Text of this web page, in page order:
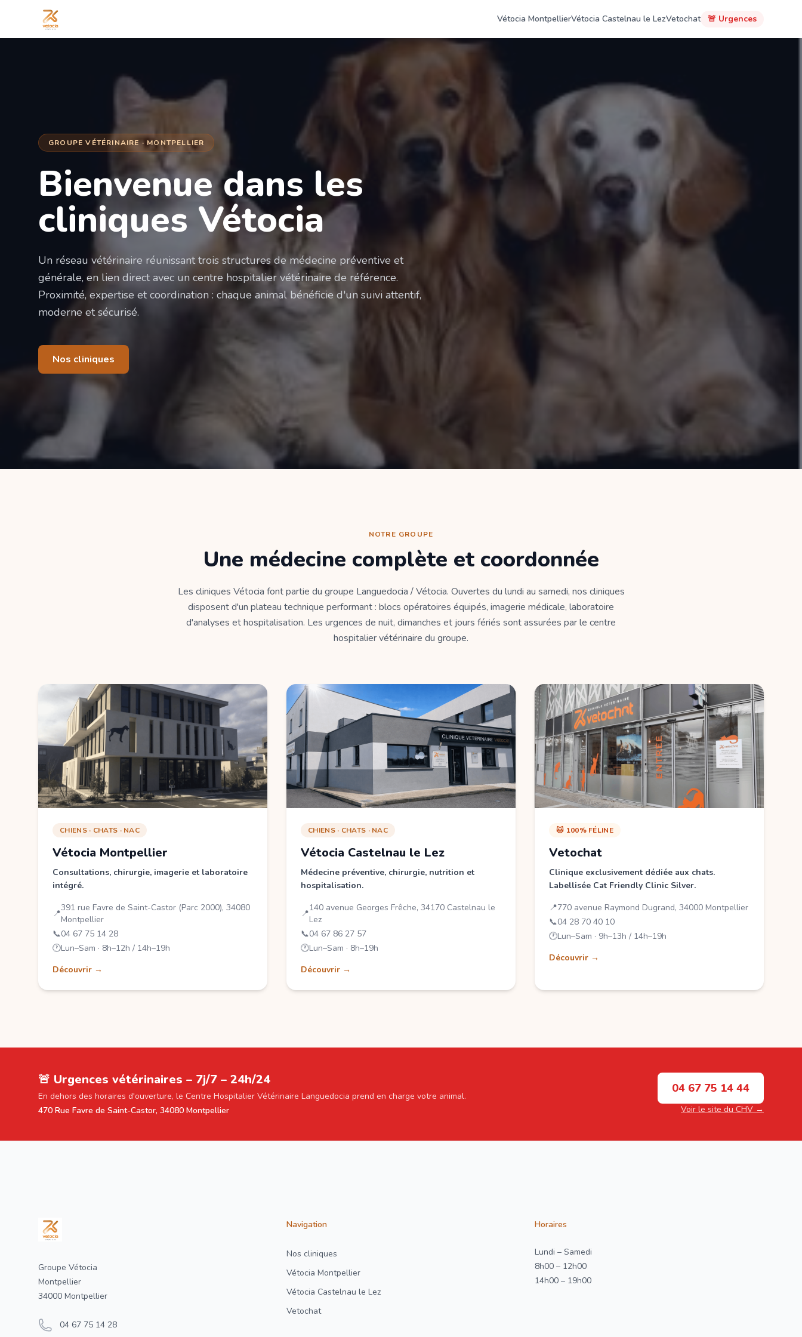
Vétocia MontpellierVétocia Castelnau le LezVetochat 🚨 Urgences
GROUPE VÉTÉRINAIRE · MONTPELLIER
Bienvenue dans les
cliniques Vétocia
Un réseau vétérinaire réunissant trois structures de médecine préventive et
générale, en lien direct avec un centre hospitalier vétérinaire de référence.
Proximité, expertise et coordination : chaque animal bénéficie d'un suivi attentif,
moderne et sécurisé.
Nos cliniques
NOTRE GROUPE
Une médecine complète et coordonnée
Les cliniques Vétocia font partie du groupe Languedocia / Vétocia. Ouvertes du lundi au samedi, nos cliniques
disposent d'un plateau technique performant : blocs opératoires équipés, imagerie médicale, laboratoire
d'analyses et hospitalisation. Les urgences de nuit, dimanches et jours fériés sont assurées par le centre
hospitalier vétérinaire du groupe.
CHIENS · CHATS · NAC
Vétocia Montpellier
Consultations, chirurgie, imagerie et laboratoire
intégré.
📍
391 rue Favre de Saint-Castor (Parc 2000), 34080
Montpellier
📞04 67 75 14 28
🕐Lun–Sam · 8h–12h / 14h–19h
Découvrir →
CHIENS · CHATS · NAC
Vétocia Castelnau le Lez
Médecine préventive, chirurgie, nutrition et
hospitalisation.
📍
140 avenue Georges Frêche, 34170 Castelnau le
Lez
📞04 67 86 27 57
🕐Lun–Sam · 8h–19h
Découvrir →
🐱 100% FÉLINE
Vetochat
Clinique exclusivement dédiée aux chats.
Labellisée Cat Friendly Clinic Silver.
📍770 avenue Raymond Dugrand, 34000 Montpellier
📞04 28 70 40 10
🕐Lun–Sam · 9h–13h / 14h–19h
Découvrir →
🚨 Urgences vétérinaires – 7j/7 – 24h/24
En dehors des horaires d'ouverture, le Centre Hospitalier Vétérinaire Languedocia prend en charge votre animal.
470 Rue Favre de Saint-Castor, 34080 Montpellier
04 67 75 14 44
Voir le site du CHV →
Groupe Vétocia
Montpellier
34000 Montpellier
04 67 75 14 28
Navigation
Nos cliniques
Vétocia Montpellier
Vétocia Castelnau le Lez
Vetochat
Horaires
Lundi – Samedi
8h00 – 12h00
14h00 – 19h00